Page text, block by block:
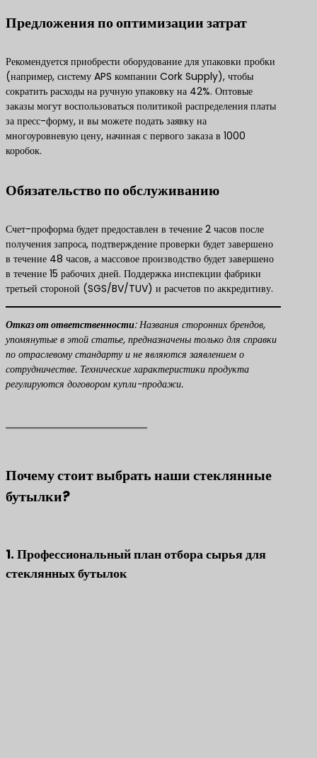
​Предложения по оптимизации затрат​
Рекомендуется приобрести оборудование для упаковки пробки
(например, систему APS компании Cork Supply), чтобы
сократить расходы на ручную упаковку на 42%. Оптовые
заказы могут воспользоваться политикой распределения платы
за пресс-форму, и вы можете подать заявку на
многоуровневую цену, начиная с первого заказа в 1000
коробок.
Обязательство по обслуживанию
Счет-проформа будет предоставлен в течение 2 часов после
получения запроса, подтверждение проверки будет завершено
в течение 48 часов, а массовое производство будет завершено
в течение 15 рабочих дней. Поддержка инспекции фабрики
третьей стороной (SGS/BV/TUV) и расчетов по аккредитиву.
​Отказ от ответственности​​: Названия сторонних брендов,
упомянутые в этой статье, предназначены только для справки
по отраслевому стандарту и не являются заявлением о
сотрудничестве. Технические характеристики продукта
регулируются договором купли-продажи.
Почему стоит выбрать наши стеклянные
бутылки?
1. Профессиональный план отбора сырья для
стеклянных бутылок